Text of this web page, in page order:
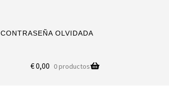
CONTRASEÑA OLVIDADA
€0,00 0 productos